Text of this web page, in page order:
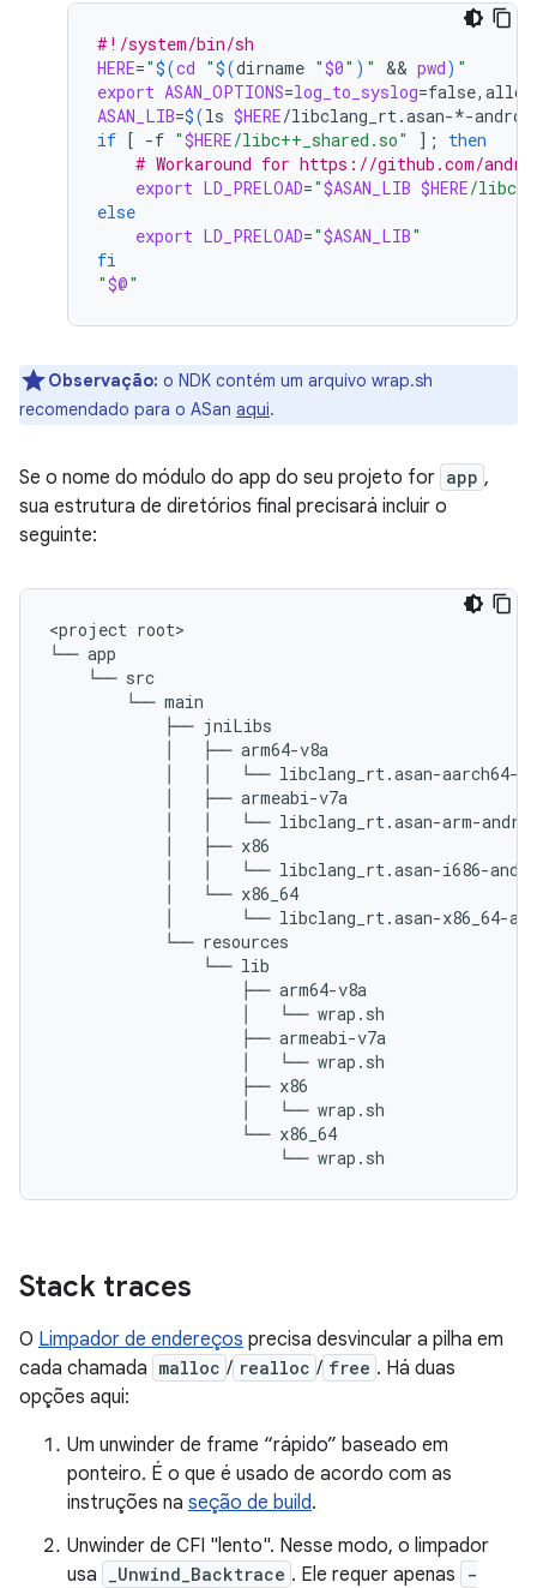
#!/system/bin/sh
HERE="$(cd "$(dirname "$0" ) " && pwd) "
export ASAN_OPTIONS=log_to_syslog=
ASAN_LIB=$(ls $HERE/libclang_rt.asan-*-
if [ -f "$HERE/libc++_shared.so" ] ;
then
# Workaround for https://github.com/
export LD_PRELOAD="$ASAN_LIB $HERE/
else
export LD_PRELOAD="$ASAN_LIB"
fi
"$@"
Observação: o NDK contém um arquivo wrap.sh
recomendado para o ASan aqui.
Se o nome do módulo do app do seu projeto for app ,
sua estrutura de diretórios final precisará incluir o
seguinte:
<project root>
└── app
    └── src
        └── main
            ├── jniLibs
            │   ├── arm64-v8a
│   │   └── libclang_rt.asan-aarch64-
            │   ├── armeabi-v7a
│   │   └── libclang_rt.asan-arm-
            │   ├── x86
│   │   └── libclang_rt.asan-i686-
            │   └── x86_64
│       └── libclang_rt.asan-x86_64-
            └── resources
                └── lib
                    ├── arm64-v8a
                    │   └── wrap.sh
                    ├── armeabi-v7a
                    │   └── wrap.sh
                    ├── x86
                    │   └── wrap.sh
                    └── x86_64
Stack traces
O Limpador de endereços precisa desvincular a pilha em
cada chamada malloc / realloc / free . Há duas
opções aqui:
Um unwinder de frame “rápido” baseado em
ponteiro. É o que é usado de acordo com as
instruções na seção de build.
Unwinder de CFI "lento". Nesse modo, o limpador
usa
_Unwind_Backtrace . Ele requer apenas
-